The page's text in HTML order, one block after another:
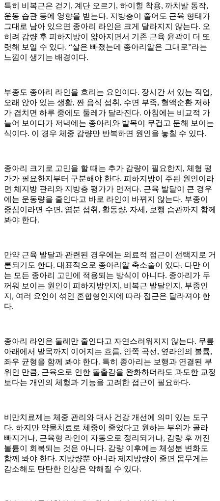
특히 비복근은 걷기, 계단 오르기, 하이힐 착용, 까치발 동작,
운동 습관 등에 영향을 받는다. 지방층이 줄어도 근육 형태가
그대로 남아 있으면 종아리 라인은 크게 달라지지 않는다. 오
히려 감량 후 피하지방이 얇아지면서 기존 근육 윤곽이 더 또
렷해 보일 수 있다. “살은 빠졌는데 종아리알은 그대로”라는
느낌이 생기는 배경이다.
부종도 종아리 라인을 흐리는 요인이다. 장시간 서 있는 직업,
오래 앉아 있는 생활, 짠 음식 섭취, 수면 부족, 혈액순환 저하
가 겹치면 하루 중에도 둘레가 달라진다. 아침에는 비교적 가
늘어 보이다가 저녁에는 종아리와 발목이 무겁고 둔해 보이는
식이다. 이 경우 체중 감량만 반복하면 원인을 놓칠 수 있다.
종아리 크기로 고민을 할 때는 추가 감량이 필요한지, 체형 평
가가 필요한지부터 구분해야 한다. 피하지방이 주된 원인이라
면 체지방 관리와 지방층 평가가 먼저다. 근육 발달이 큰 경우
에는 운동량을 줄인다고 바로 라인이 바뀌지 않는다. 부종이
중심이라면 수면, 염분 섭취, 활동량, 자세, 보행 습관까지 함께
봐야 한다.
만약 근육 발달과 관련된 경우에는 의료적 접근이 선택지로 거
론되기도 한다. 대표적으로 종아리알 축소술이 있다. 다만 이
는 모든 종아리 고민에 적용되는 방식이 아니다. 종아리가 두
꺼워 보이는 원인이 피하지방인지, 비복근 발달인지, 부종인
지, 여러 요인이 섞인 혼합형인지에 따라 접근은 달라져야 한
다.
종아리 라인은 둘레만 줄인다고 자연스러워지지 않는다. 무릎
아래에서 발목까지 이어지는 흐름, 안쪽 곡선, 옆라인의 볼륨,
좌우 균형을 함께 봐야 한다. 특히 종아리는 보행과 연결된 부
위인 만큼, 근육으로 인한 돌출감을 완화하더라도 과도한 교정
보다는 개인의 체형과 기능을 고려한 접근이 필요하다.
비만치료제는 체중 관리와 대사 건강 개선에 의미 있는 도구
다. 하지만 약물치료로 체중이 줄었다고 원하는 부위가 골라
빠지거나, 근육형 라인이 자동으로 정리되거나, 감량 후 꺼진
볼륨이 회복되는 것은 아니다. 감량 이후에는 체성분 변화도
함께 봐야 한다. 지방량뿐 아니라 제지방량이 줄면 몸무게는
감소해도 탄탄한 인상은 약해질 수 있다.